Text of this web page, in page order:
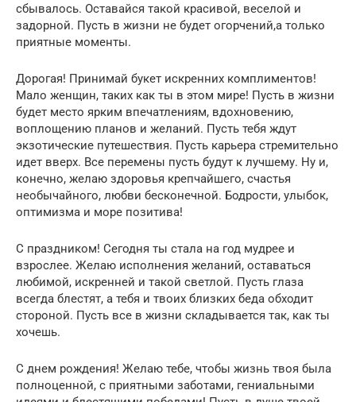
сбывалось. Оставайся такой красивой, веселой и
задорной. Пусть в жизни не будет огорчений,а только
приятные моменты.
Дорогая! Принимай букет искренних комплиментов!
Мало женщин, таких как ты в этом мире! Пусть в жизни
будет место ярким впечатлениям, вдохновению,
воплощению планов и желаний. Пусть тебя ждут
экзотические путешествия. Пусть карьера стремительно
идет вверх. Все перемены пусть будут к лучшему. Ну и,
конечно, желаю здоровья крепчайшего, счастья
необычайного, любви бесконечной. Бодрости, улыбок,
оптимизма и море позитива!
С праздником! Сегодня ты стала на год мудрее и
взрослее. Желаю исполнения желаний, оставаться
любимой, искренней и такой светлой. Пусть глаза
всегда блестят, а тебя и твоих близких беда обходит
стороной. Пусть все в жизни складывается так, как ты
хочешь.
С днем рождения! Желаю тебе, чтобы жизнь твоя была
полноценной, с приятными заботами, гениальными